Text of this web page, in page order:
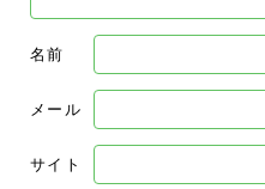
名前
メール
サイト